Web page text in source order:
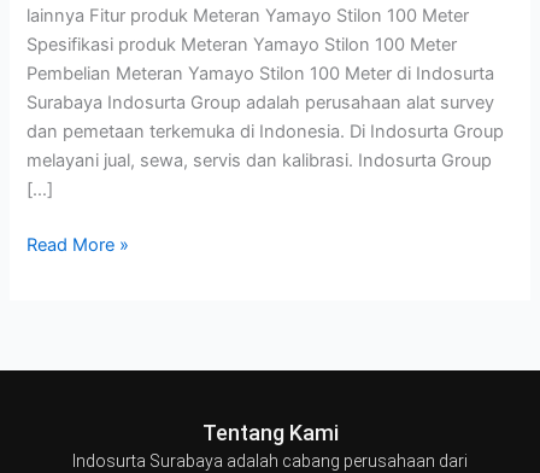
lainnya Fitur produk Meteran Yamayo Stilon 100 Meter
Spesifikasi produk Meteran Yamayo Stilon 100 Meter
Pembelian Meteran Yamayo Stilon 100 Meter di Indosurta
Surabaya Indosurta Group adalah perusahaan alat survey
dan pemetaan terkemuka di Indonesia. Di Indosurta Group
melayani jual, sewa, servis dan kalibrasi. Indosurta Group
[…]
Read More »
Tentang Kami
Indosurta Surabaya adalah cabang perusahaan dari